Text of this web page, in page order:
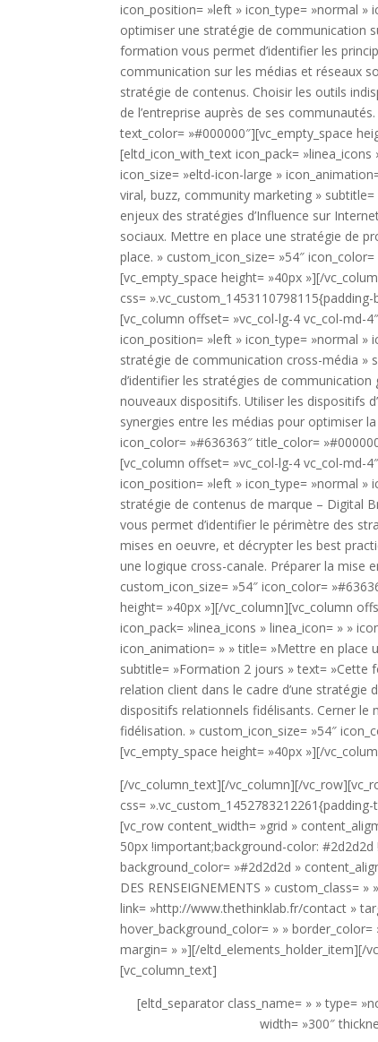
icon_position= »left » icon_type= »normal »
optimiser une stratégie de communication
formation vous permet d’identifier les
communication sur les médias et réseaux
stratégie de contenus. Choisir les outils
de l’entreprise auprès de ses
text_color= »#000000″][vc_empty_space
[eltd_icon_with_text icon_pack=
icon_size= »eltd-icon-large »
viral, buzz, community marketing »
enjeux des stratégies d’Influence sur
sociaux. Mettre en place une stratégie de
place. » custom_icon_size= »54″
[vc_empty_space height= »40px »][/
css=
[vc_column offset= »vc_col-lg-4 vc_col-md-
icon_position= »left » icon_type= »normal »
stratégie de communication cross-média
d’identifier les stratégies de
nouveaux dispositifs. Utiliser les dispositifs
synergies entre les médias pour optimiser
icon_color= »#636363″ title_color=
[vc_column offset= »vc_col-lg-4 vc_col-md-
icon_position= »left » icon_type= »normal »
stratégie de contenus de marque – Digital
vous permet d’identifier le périmètre des
mises en oeuvre, et décrypter les best
une logique cross-canale. Préparer la mise
custom_icon_size= »54″ icon_color=
height= »40px »][/vc_column][vc_column
icon_pack= »linea_icons » linea_icon= » »
icon_animation= » » title= »Mettre en
subtitle= »Formation 2 jours » text= »Cette
relation client dans le cadre d’une stratégie
dispositifs relationnels fidélisants. Cerner le
fidélisation. » custom_icon_size= »54″
[vc_empty_space height= »40px »][/
[/vc_column_text][/vc_column][/
css=
[vc_row content_width= »grid »
50px !important;background-color:
background_color= »#2d2d2d »
DES RENSEIGNEMENTS » custom_class=
link= »http://www.thethinklab.fr/contact »
hover_background_color= » »
margin= » »][/eltd_elements_holder_item][/
[vc_column_text]
[eltd_separator class_name= » » type=
width= »300″